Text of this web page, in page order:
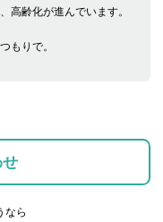
高齢化が進んでいます。
もりで。
なら